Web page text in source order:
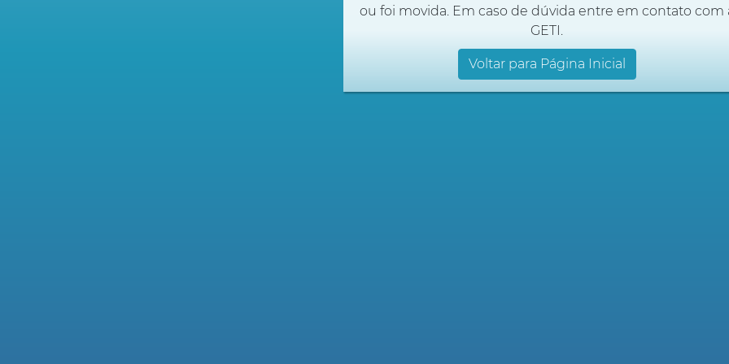
ou foi movida. Em caso de dúvida entre em contato com
GETI.
Voltar para Página Inicial